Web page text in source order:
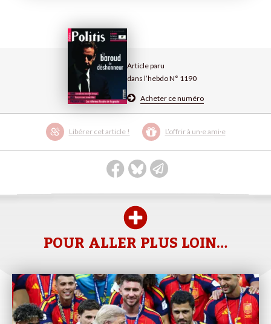
Article paru
dans l’hebdo N° 1190
Acheter ce numéro
Libérer cet article ! L’offrir à un·e ami·e
POUR ALLER PLUS LOIN…